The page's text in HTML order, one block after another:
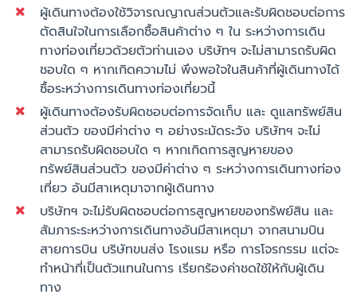
ผู้เดินทางต้องใช้วิจารณญาณส่วนตัวและรับผิดชอบต่อการ
ตัดสินใจในการเลือกซื้อสินค้าต่าง ๆ ใน ระหว่างการเดิน
ทางท่องเที่ยวด้วยตัวท่านเอง บริษัทฯ จะไม่สามารถรับผิด
ชอบใด ๆ หากเกิดความไม่ พึงพอใจในสินค้าที่ผู้เดินทางได้
ซื้อระหว่างการเดินทางท่องเที่ยวนี้
ผู้เดินทางต้องรับผิดชอบต่อการจัดเก็บ และ ดูแลทรัพย์สิน
ส่วนตัว ของมีค่าต่าง ๆ อย่างระมัดระวัง บริษัทฯ จะไม่
สามารถรับผิดชอบใด ๆ หากเกิดการสูญหายของ
ทรัพย์สินส่วนตัว ของมีค่าต่าง ๆ ระหว่างการเดินทางท่อง
เที่ยว อันมีสาเหตุมาจากผู้เดินทาง
บริษัทฯ จะไม่รับผิดชอบต่อการสูญหายของทรัพย์สิน และ
สัมภาระระหว่างการเดินทางอันมีสาเหตุมา จากสนามบิน
สายการบิน บริษัทขนส่ง โรงแรม หรือ การโจรกรรม แต่จะ
ทำหน้าที่เป็นตัวแทนในการ เรียกร้องค่าชดใช้ให้กับผู้เดิน
ทาง